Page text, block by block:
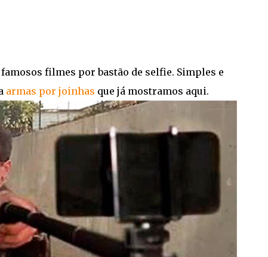
filmes por bastão de selfie. Simples e
armas por joinhas que já mostramos aqui.